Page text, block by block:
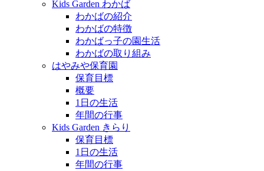
Kids Garden わかば
わかばの紹介
わかばの特徴
わかばっ子の園生活
わかばの取り組み
はやみや保育園
保育目標
概要
1日の生活
年間の行事
Kids Garden きらり
保育目標
1日の生活
年間の行事